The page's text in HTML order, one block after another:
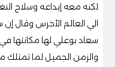
لكنه معه إبداعه وسلاح
الي العالم الأخرس وقال
سعاد بوعلي لها مكانتها
والزمن الجميل لما تمتلك